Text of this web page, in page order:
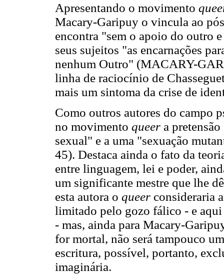
Apresentando o movimento
Macary-Garipuy o vincula ao
encontra "sem o apoio do outro
seus sujeitos "as encarnações
nenhum Outro" (MACARY-
linha de raciocínio de
mais um sintoma da crise de
Como outros autores do campo
no movimento queer a
sexual" e a uma "sexuação
45). Destaca ainda o fato da
entre linguagem, lei e poder,
um significante mestre que lhe
esta autora o queer consideraria
limitado pelo gozo fálico - e aqui
- mas, ainda para Macary-
for mortal, não será tampouco
escritura, possível, portanto,
imaginária.